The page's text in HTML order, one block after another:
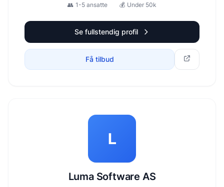
👥 1-5 ansatte 💰 Under 50k
Se fullstendig profil
Få tilbud
L
Luma Software AS